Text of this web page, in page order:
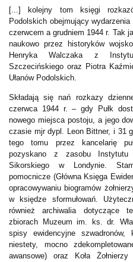
[...] kolejny tom księgi
Podolskich obejmujący
czerwcem a grudniem 1944 r. Tak
naukowo przez historyków
Henryka Walczaka z
Szczecińskiego oraz Piotra
Ułanów Podolskich.
Składają się nań rozkazy
czerwca 1944 r. – gdy Pułk
nowego miejsca postoju, a jego
czasie mjr dypl. Leon Bittner, i 31
tego tomu przez kancelarię
pozyskano z zasobu
Sikorskiego w Londynie.
pomocnicze (Główna Księga
opracowywaniu biogramów
w księdze sformułowań.
również archiwalia dotyczące
zbiorach Muzeum im. ks. dr.
spisy ewidencyjne
niestety, mocno
awansowe) oraz Koła